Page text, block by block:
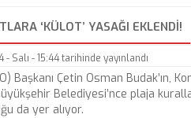
‘KÜLOT’ YASAĞI EKLENDI!
- Salı - 15:44tarihinde yayınlandı
Başkanı Çetin Osman Budak’ın,
Belediyesi’nce plaja
da yer alıyor.